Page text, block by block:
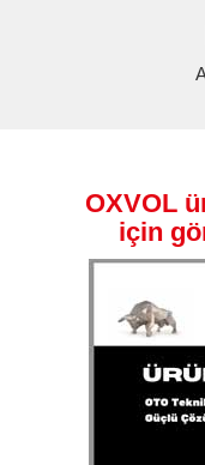
OXVOL
için